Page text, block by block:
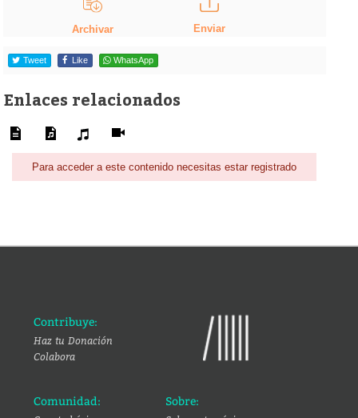
Archivar Enviar
Tweet Like WhatsApp
Enlaces relacionados
Para acceder a este contenido necesitas estar registrado
Contribuye:
Haz tu Donación
Colabora
Comunidad: Sobre: